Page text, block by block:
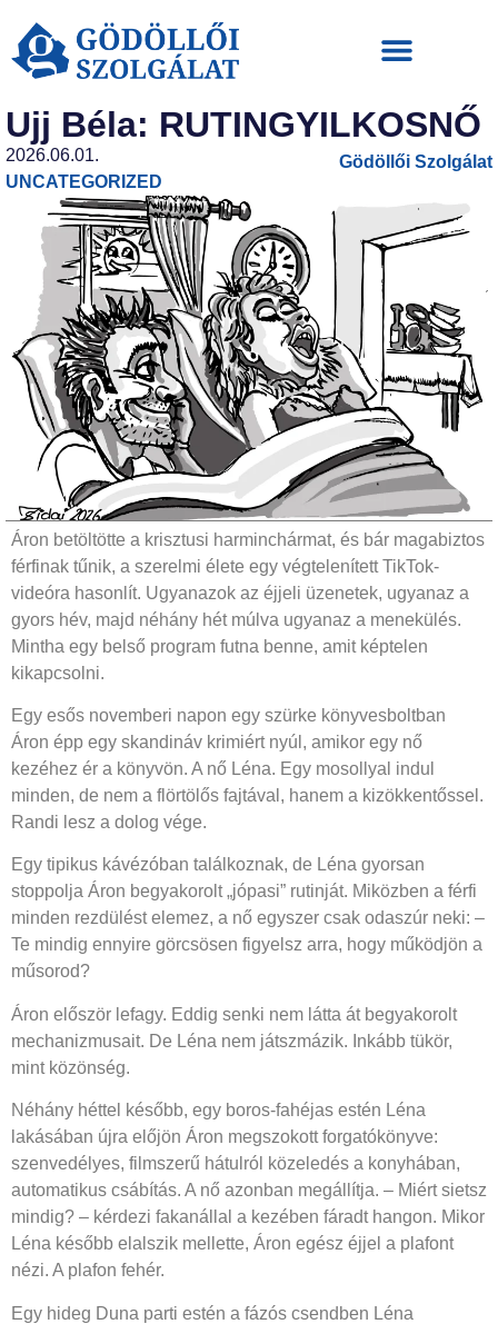
Ujj Béla: RUTINGYILKOSNŐ
2026.06.01.
UNCATEGORIZED
Gödöllői Szolgálat
Áron betöltötte a krisztusi harminchármat, és bár magabiztos
férfinak tűnik, a szerelmi élete egy végtelenített TikTok-
videóra hasonlít. Ugyanazok az éjjeli üzenetek, ugyanaz a
gyors hév, majd néhány hét múlva ugyanaz a menekülés.
Mintha egy belső program futna benne, amit képtelen
kikapcsolni.
Egy esős novemberi napon egy szürke könyvesboltban
Áron épp egy skandináv krimiért nyúl, amikor egy nő
kezéhez ér a könyvön. A nő Léna. Egy mosollyal indul
minden, de nem a flörtölős fajtával, hanem a kizökkentőssel.
Randi lesz a dolog vége.
Egy tipikus kávézóban találkoznak, de Léna gyorsan
stoppolja Áron begyakorolt „jópasi” rutinját. Miközben a férfi
minden rezdülést elemez, a nő egyszer csak odaszúr neki: –
Te mindig ennyire görcsösen figyelsz arra, hogy működjön a
műsorod?
Áron először lefagy. Eddig senki nem látta át begyakorolt
mechanizmusait. De Léna nem játszmázik. Inkább tükör,
mint közönség.
Néhány héttel később, egy boros-fahéjas estén Léna
lakásában újra előjön Áron megszokott forgatókönyve:
szenvedélyes, filmszerű hátulról közeledés a konyhában,
automatikus csábítás. A nő azonban megállítja. – Miért sietsz
mindig? – kérdezi fakanállal a kezében fáradt hangon. Mikor
Léna később elalszik mellette, Áron egész éjjel a plafont
nézi. A plafon fehér.
Egy hideg Duna parti estén a fázós csendben Léna